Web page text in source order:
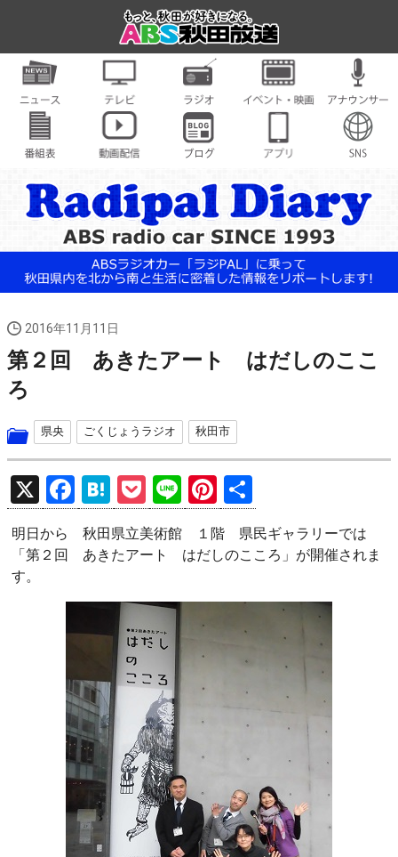
2016年11月11日
第２回 あきたアート はだしのここ
ろ
県央 ごくじょうラジオ 秋田市
X
F
a
ce
o
o
H
at
e
a
P
o
ck
Li
n
e
Pi
nt
er
t
有
明日から 秋田県立美術館 １階 県民ギャラリーでは
「第２回 あきたアート はだしのこころ」が開催されま
す。